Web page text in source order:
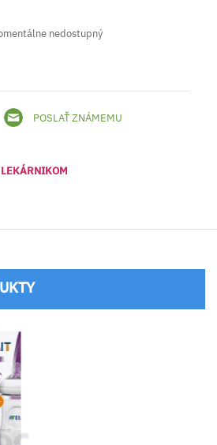
nedostupný
POSLAŤ ZNÁMEMU